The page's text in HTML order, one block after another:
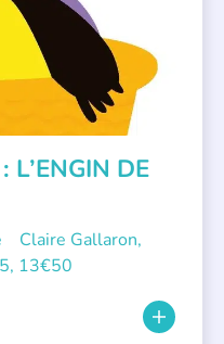
DE
Claire Gallaron,
13€50